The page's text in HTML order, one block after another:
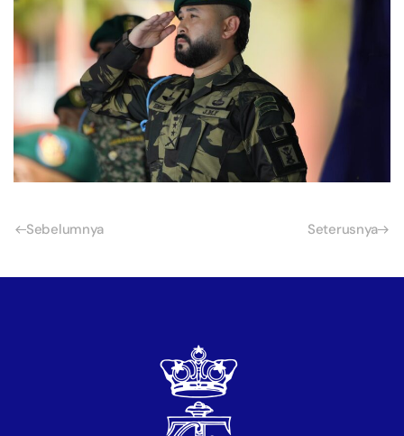
Sebelumnya Seterusnya